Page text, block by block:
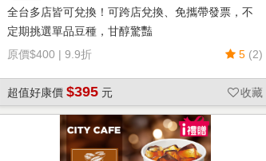
熱單品美式(中杯)
全台多店皆可兌換！可跨店兌換、免攜帶發票，不
定期挑選單品豆種，甘醇驚豔
原價$400 | 9.9折 5 (2)
超值好康價 $395 元 收藏